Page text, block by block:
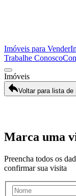
Imóveis para Vender
Trabalhe Conosco
Imóveis
Voltar para lista de
Marca uma
Preencha todos os
confirmar sua visita